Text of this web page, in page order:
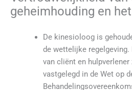
geheimhouding en
De kinesioloog is
de wettelijke
van cliënt en
vastgelegd in de Wet op